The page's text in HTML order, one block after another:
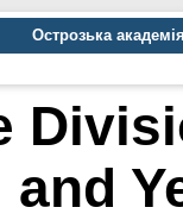
Острозька
and